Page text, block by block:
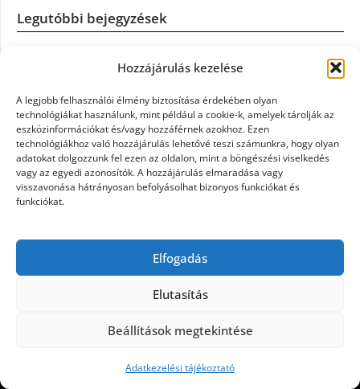
Hozzájárulás kezelése
A legjobb felhasználói élmény biztosítása érdekében olyan
technológiákat használunk, mint például a cookie-k, amelyek tárolják az
eszközinformációkat és/vagy hozzáférnek azokhoz. Ezen
technológiákhoz való hozzájárulás lehetővé teszi számunkra, hogy olyan
adatokat dolgozzunk fel ezen az oldalon, mint a böngészési viselkedés
vagy az egyedi azonosítók. A hozzájárulás elmaradása vagy
visszavonása hátrányosan befolyásolhat bizonyos funkciókat és
funkciókat.
Elfogadás
Elutasítás
Beállítások megtekintése
Adatkezelési tájékoztató
Legutóbbi bejegyzések
Casco szélvédőcsere: mikor éri meg a biztosítást igénybe
Könyvelés: mikor érdemes könyvelőt váltani?
Szövetkezeti jog: miért elengedhetetlen a szakszerű jogi
háttér a biztonságos működéshez
Munkajogi ügyvéd: miért nem érdemes várni a jogi
Tüll anyag: elegancia és sokoldalúság a Szakatex
kínálatában
Theme